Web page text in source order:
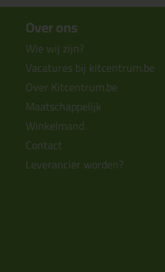
Over ons
Wie wij zijn?
Vacatures bij kitcentrum.be
Over Kitcentrum.be
Maatschappelijk
Winkelmand
Contact
Leverancier worden?